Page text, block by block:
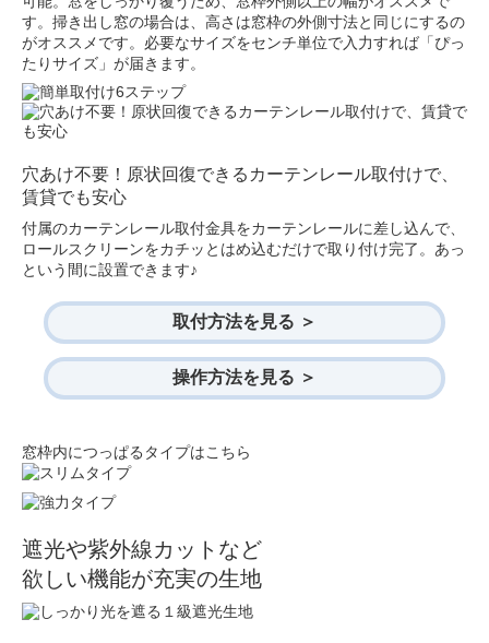
す。掃き出し窓の場合は、高さは窓枠の外側寸法と同じにするの
がオススメです。必要なサイズをセンチ単位で入力すれば「ぴっ
たりサイズ」が届きます。
穴あけ不要！原状回復できるカーテンレール取付けで、
賃貸でも安心
付属のカーテンレール取付金具をカーテンレールに差し込んで、
ロールスクリーンをカチッとはめ込むだけで取り付け完了。あっ
という間に設置できます♪
取付方法を見る ＞
操作方法を見る ＞
窓枠内につっぱるタイプはこちら
遮光や紫外線カットなど
欲しい機能が充実の生地